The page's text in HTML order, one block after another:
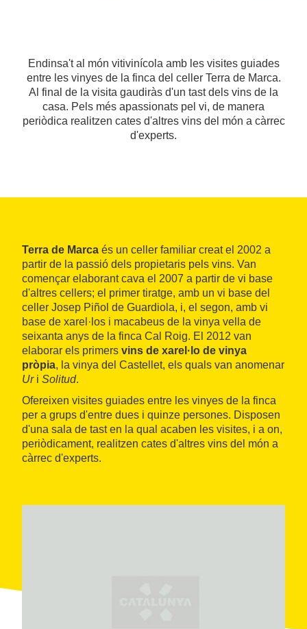
Endinsa't al món vitivinícola amb les visites guiades
entre les vinyes de la finca del celler Terra de Marca.
Al final de la visita gaudiràs d'un tast dels vins de la
casa. Pels més apassionats pel vi, de manera
periòdica realitzen cates d'altres vins del món a càrrec
d'experts.
Terra de Marca és un celler familiar creat el 2002 a
partir de la passió dels propietaris pels vins. Van
començar elaborant cava el 2007 a partir de vi base
d'altres cellers; el primer tiratge, amb un vi base del
celler Josep Piñol de Guardiola, i, el segon, amb vi
base de xarel·los i macabeus de la vinya vella de
seixanta anys de la finca Cal Roig. El 2012 van
elaborar els primers vins de xarel·lo de vinya
pròpia, la vinya del Castellet, els quals van anomenar
Uri Solitud.
Ofereixen visites guiades entre les vinyes de la finca
per a grups d'entre dues i quinze persones. Disposen
d'una sala de tast en la qual acaben les visites, i a on,
periòdicament, realitzen cates d'altres vins del món a
càrrec d'experts.